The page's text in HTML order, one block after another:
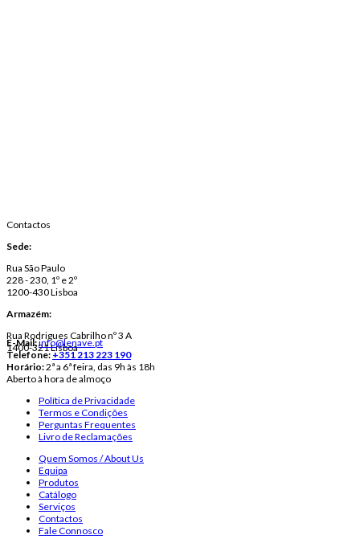
Contactos
Sede:
Rua São Paulo
228 - 230, 1º e 2º
1200-430 Lisboa
Armazém:
Rua Rodrigues Cabrilho nº 3 A
1400-321 Lisboa
E-Mail:info@lenave.pt
Telefone:+351 213 223 190
Horário:2ª a 6ª feira, das 9h às 18h
Aberto à hora de almoço
Política de Privacidade
Termos e Condições
Perguntas Frequentes
Livro de Reclamações
Quem Somos / About Us
Equipa
Produtos
Catálogo
Serviços
Contactos
Fale Connosco